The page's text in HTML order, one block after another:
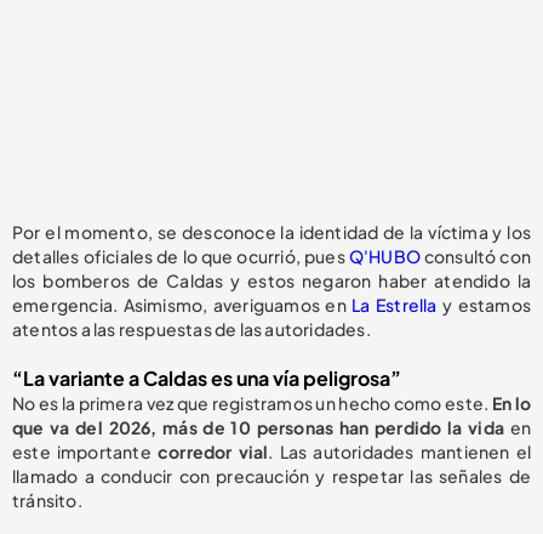
Por el momento, se desconoce la identidad de la víctima y los
detalles oficiales de lo que ocurrió, puesQ'HUBOconsultó con
los bomberos de Caldas y estos negaron haber atendido la
emergencia. Asimismo, averiguamos en La Estrella y estamos
atentos a las respuestas de las autoridades.
“La variante a Caldas es una vía peligrosa”
No es la primera vez que registramos un hecho como este. En lo
que va del 2026, más de 10 personas han perdido la vida en
este importante corredor vial. Las autoridades mantienen el
llamado a conducir con precaución y respetar las señales de
tránsito.